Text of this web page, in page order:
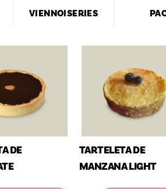
VIENNOISERIES
DE
TARTELETA DE
MANZANA LIGHT